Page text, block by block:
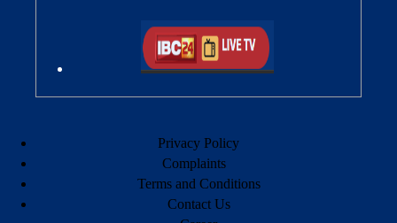
Privacy Policy
Complaints
Terms and Conditions
Contact Us